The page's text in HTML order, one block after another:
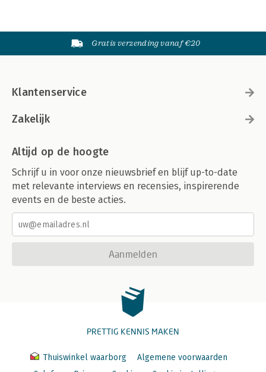
Gratis verzending vanaf €20
Klantenservice
Zakelijk
Altijd op de hoogte
Schrijf u in voor onze nieuwsbrief en blijf up-to-date
met relevante interviews en recensies, inspirerende
events en de beste acties.
Aanmelden
PRETTIG KENNIS MAKEN
Thuiswinkel waarborg
Algemene voorwaarden